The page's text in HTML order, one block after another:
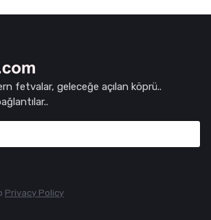
fetvalar, geleceğe açılan köprü..
Privacy Policy